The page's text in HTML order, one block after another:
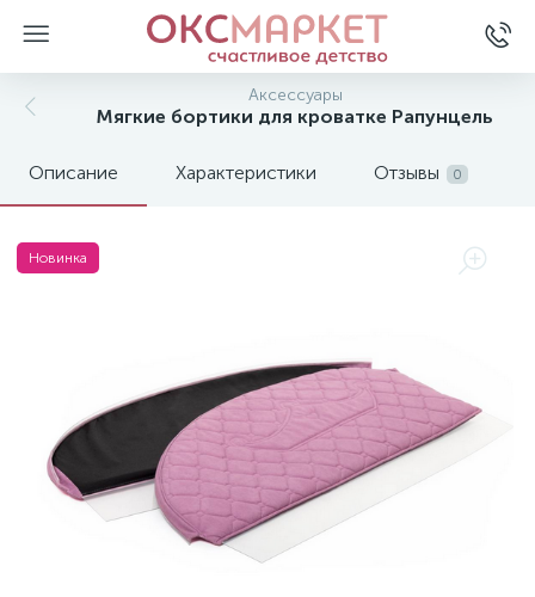
Аксессуары
Мягкие бортики для кроватке Рапунцель
Описание Характеристики Отзывы 0
Новинка